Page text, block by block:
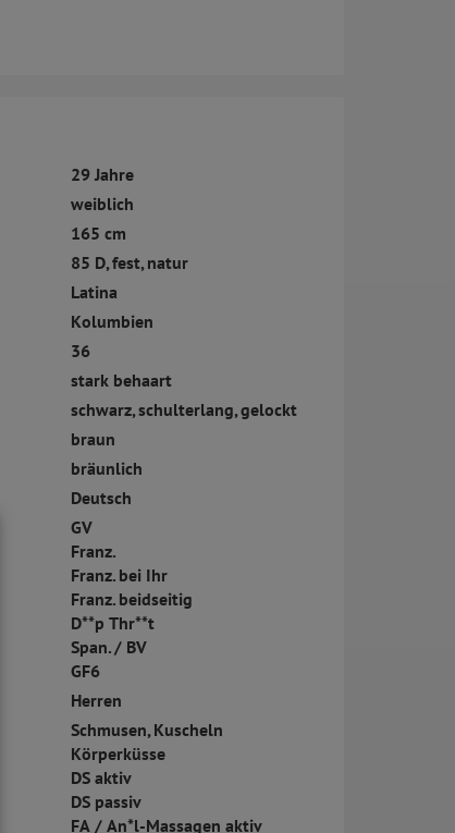
29 Jahre
weiblich
165 cm
85 D, fest, natur
Latina
Kolumbien
36
stark behaart
schwarz, schulterlang, gelockt
braun
bräunlich
Deutsch
GV
Franz.
Franz. bei Ihr
Franz. beidseitig
D**p Thr**t
Span. / BV
GF6
Herren
Schmusen, Kuscheln
Körperküsse
DS aktiv
DS passiv
FA / An*l-Massagen aktiv